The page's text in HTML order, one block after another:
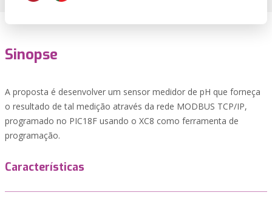
Sinopse
A proposta é desenvolver um sensor medidor de pH que forneça
o resultado de tal medição através da rede MODBUS TCP/IP,
programado no PIC18F usando o XC8 como ferramenta de
programação.
Características